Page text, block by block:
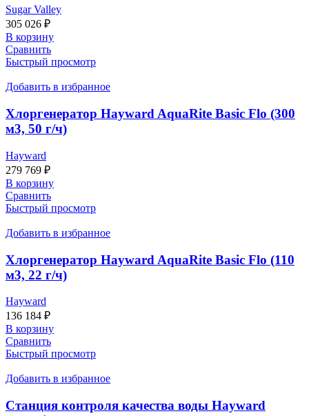
Sugar Valley
305 026 ₽
В корзину
Сравнить
Быстрый просмотр
Добавить в избранное
Хлоргенератор Hayward AquaRite Basic Flo (300
м3, 50 г/ч)
Hayward
279 769 ₽
В корзину
Сравнить
Быстрый просмотр
Добавить в избранное
Хлоргенератор Hayward AquaRite Basic Flo (110
м3, 22 г/ч)
Hayward
136 184 ₽
В корзину
Сравнить
Быстрый просмотр
Добавить в избранное
Станция контроля качества воды Hayward